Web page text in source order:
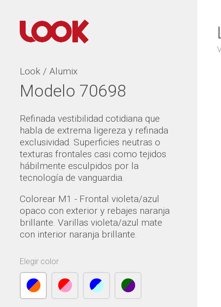
Look / Alumix
Modelo 70698
Refinada vestibilidad cotidiana que
habla de extrema ligereza y refinada
exclusividad. Superficies neutras o
texturas frontales casi como tejidos
hábilmente esculpidos por la
tecnología de vanguardia.
Colorear M1 - Frontal violeta/azul
opaco con exterior y rebajes naranja
brillante. Varillas violeta/azul mate
con interior naranja brillante.
Elegir color